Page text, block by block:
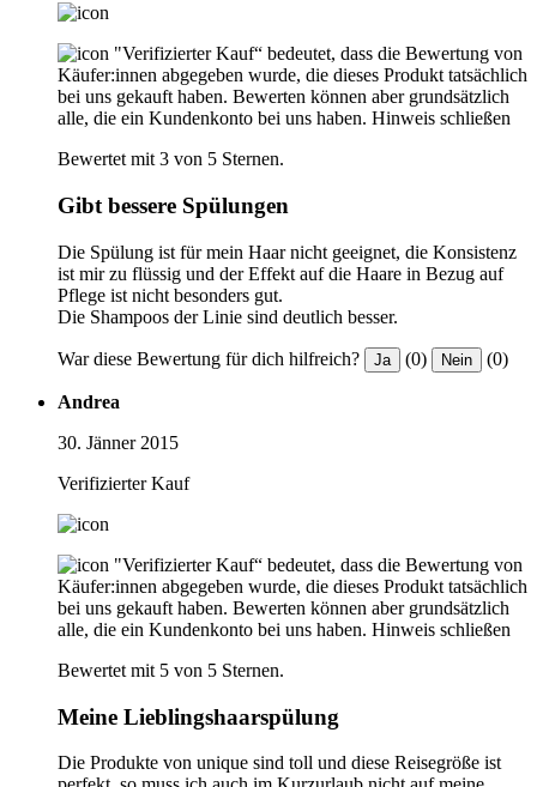
"Verifizierter Kauf“ bedeutet, dass die Bewertung von
Käufer:innen abgegeben wurde, die dieses Produkt tatsächlich
bei uns gekauft haben. Bewerten können aber grundsätzlich
alle, die ein Kundenkonto bei uns haben. Hinweis schließen
Bewertet mit 3 von 5 Sternen.
Gibt bessere Spülungen
Die Spülung ist für mein Haar nicht geeignet, die Konsistenz
ist mir zu flüssig und der Effekt auf die Haare in Bezug auf
Pflege ist nicht besonders gut.
Die Shampoos der Linie sind deutlich besser.
War diese Bewertung für dich hilfreich? Ja (0) Nein (0)
Andrea
30. Jänner 2015
Verifizierter Kauf
"Verifizierter Kauf“ bedeutet, dass die Bewertung von
Käufer:innen abgegeben wurde, die dieses Produkt tatsächlich
bei uns gekauft haben. Bewerten können aber grundsätzlich
alle, die ein Kundenkonto bei uns haben. Hinweis schließen
Bewertet mit 5 von 5 Sternen.
Meine Lieblingshaarspülung
Die Produkte von unique sind toll und diese Reisegröße ist